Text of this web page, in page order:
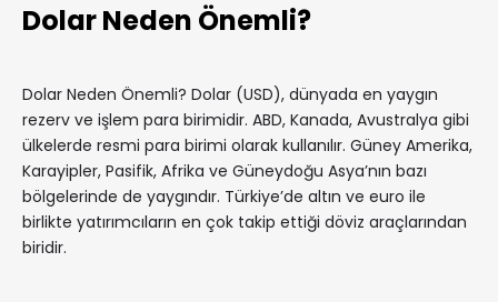
Dolar Neden Önemli?
Dolar Neden Önemli? Dolar (USD), dünyada en yaygın
rezerv ve işlem para birimidir. ABD, Kanada, Avustralya gibi
ülkelerde resmi para birimi olarak kullanılır. Güney Amerika,
Karayipler, Pasifik, Afrika ve Güneydoğu Asya’nın bazı
bölgelerinde de yaygındır. Türkiye’de altın ve euro ile
birlikte yatırımcıların en çok takip ettiği döviz araçlarından
biridir.